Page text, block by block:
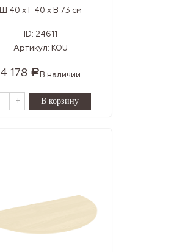
Ш 40 x Г 40 x В 73 см
ID: 24611
Артикул: KOU
4 178 Р В наличии
+